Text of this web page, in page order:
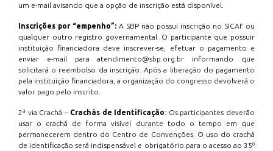
um e-mail avisando que a opção de inscrição está disponível.
Inscrições por “empenho”: A SBP não possui inscrição no SICAF ou
qualquer outro registro governamental. O participante que possuir
instituição financiadora deve inscrever-se, efetuar o pagamento e
enviar e-mail para atendimento@sbp.org.br informando que
solicitará o reembolso da inscrição. Após a liberação do pagamento
pela instituição financiadora, a organização do congresso devolverá o
valor pago pelo inscrito.
2ª via Crachá – Crachás de Identificação: Os participantes deverão
usar o crachá de forma visível durante todo o tempo em que
permanecerem dentro do Centro de Convenções. O uso do crachá
de identificação será indispensável e obrigatório para o acesso ao 35º